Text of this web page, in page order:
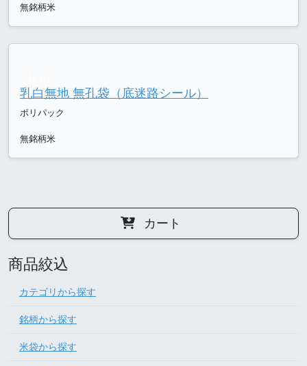
カート
商品絞込
カテゴリから探す
銘柄から探す
米袋から探す
無銘柄米
乳白無地 無孔袋（底迷路シール）
ポリパック
無銘柄米